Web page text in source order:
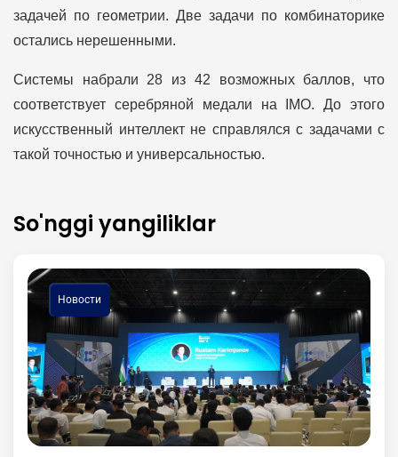
задачей по геометрии. Две задачи по комбинаторике
остались нерешенными.
Системы набрали 28 из 42 возможных баллов, что
соответствует серебряной медали на IMO. До этого
искусственный интеллект не справлялся с задачами с
такой точностью и универсальностью.
So'nggi yangiliklar
Новости